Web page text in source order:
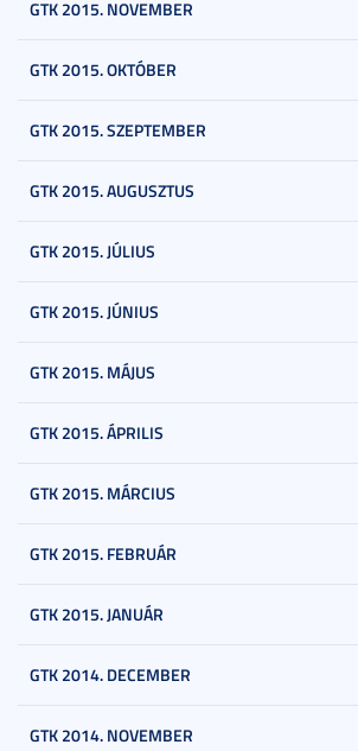
GTK 2015. NOVEMBER
GTK 2015. OKTÓBER
GTK 2015. SZEPTEMBER
GTK 2015. AUGUSZTUS
GTK 2015. JÚLIUS
GTK 2015. JÚNIUS
GTK 2015. MÁJUS
GTK 2015. ÁPRILIS
GTK 2015. MÁRCIUS
GTK 2015. FEBRUÁR
GTK 2015. JANUÁR
GTK 2014. DECEMBER
GTK 2014. NOVEMBER